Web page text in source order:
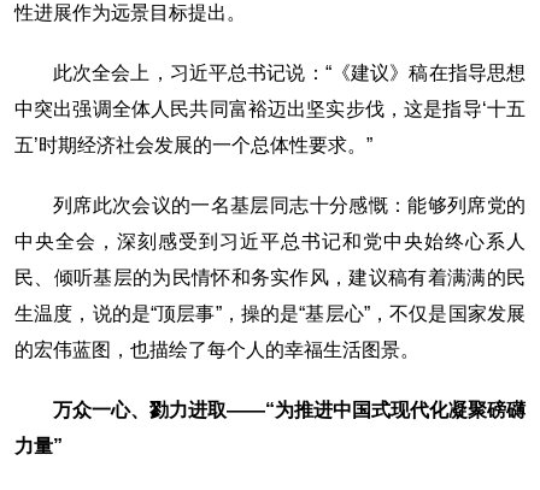
性进展作为远景目标提出。
此次全会上，习近平总书记说：“《建议》稿在指导思想
中突出强调全体人民共同富裕迈出坚实步伐，这是指导‘十五
五’时期经济社会发展的一个总体性要求。”
列席此次会议的一名基层同志十分感慨：能够列席党的
中央全会，深刻感受到习近平总书记和党中央始终心系人
民、倾听基层的为民情怀和务实作风，建议稿有着满满的民
生温度，说的是“顶层事”，操的是“基层心”，不仅是国家发展
的宏伟蓝图，也描绘了每个人的幸福生活图景。
万众一心、勠力进取——“为推进中国式现代化凝聚磅礴
力量”